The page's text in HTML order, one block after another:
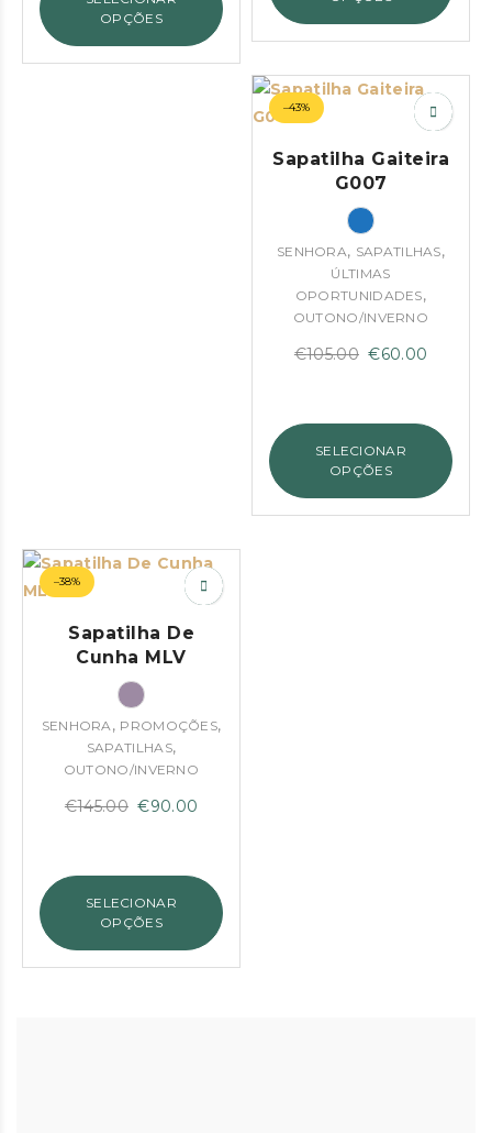
€109.00. €55.00.
OPÇÕES
–43%
Sapatilha Gaiteira
G007
SENHORA, SAPATILHAS,
ÚLTIMAS
OPORTUNIDADES,
OUTONO/INVERNO
€105.00 O
€105.00.
€60.00
é:
€60.00.
SELECIONAR
OPÇÕES
–38%
Sapatilha De
Cunha MLV
SENHORA, PROMOÇÕES,
SAPATILHAS,
OUTONO/INVERNO
€145.00 O
€145.00.
€90.00
é:
€90.00.
SELECIONAR
OPÇÕES